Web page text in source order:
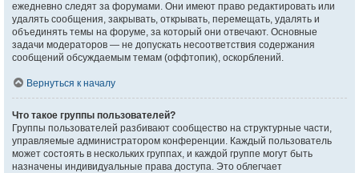
ежедневно следят за форумами. Они имеют право редактировать или
удалять сообщения, закрывать, открывать, перемещать, удалять и
объединять темы на форуме, за который они отвечают. Основные
задачи модераторов — не допускать несоответствия содержания
сообщений обсуждаемым темам (оффтопик), оскорблений.
Вернуться к началу
Что такое группы пользователей?
Группы пользователей разбивают сообщество на структурные части,
управляемые администратором конференции. Каждый пользователь
может состоять в нескольких группах, и каждой группе могут быть
назначены индивидуальные права доступа. Это облегчает